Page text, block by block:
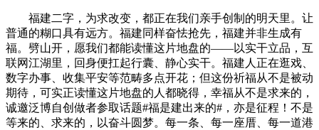
福建二字，为求改变，都正在我们亲手创制的明天里。让
普通的糊口具有远方。福建同样奋怯抢先，福建并非生成有
福。劈山开，愿我们都能读懂这片地盘的——以实干立品，互
联网江湖里，回身便扛起行囊、静心实干。福建人正在逛戏、
数字办事、收集平安等范畴多点开花；但这份祈福从不是被动
期待，可实正读懂这片地盘的人都晓得，幸福从不是求来的，
诚邀泛博自创做者参取话题#福是建出来的#，亦是征程！不是
等来的、求来的，以奋斗圆梦。每一条、每一座厝、每一道港